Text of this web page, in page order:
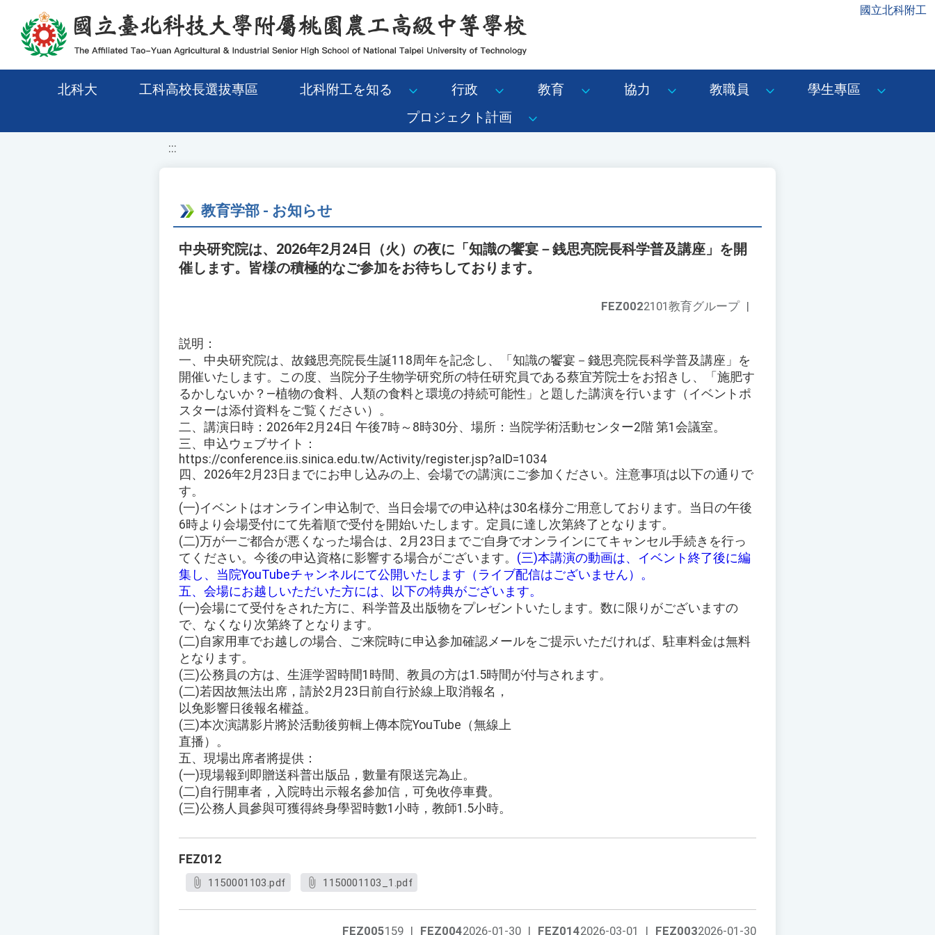
移至網頁之主要內容區位置 國立北科附工
北科大 工科高校長選拔專區 北科附工を知る 行政 教育 協力 教職員
學生專區
プロジェクト計画
:::
教育学部 - お知らせ
中央研究院は、2026年2月24日（火）の夜に「知識の饗宴－銭思亮院長科学普及講座」を開
催します。皆様の積極的なご参加をお待ちしております。
FEZ0022101教育グループ |
説明：
一、中央研究院は、故錢思亮院長生誕118周年を記念し、「知識の饗宴－錢思亮院長科学普及講座」を
開催いたします。この度、当院分子生物学研究所の特任研究員である蔡宜芳院士をお招きし、「施肥す
るかしないか？—植物の食料、人類の食料と環境の持続可能性」と題した講演を行います（イベントポ
スターは添付資料をご覧ください）。
二、講演日時：2026年2月24日 午後7時～8時30分、場所：当院学術活動センター2階 第1会議室。
三、申込ウェブサイト：
https://conference.iis.sinica.edu.tw/Activity/register.jsp?aID=1034
四、2026年2月23日までにお申し込みの上、会場での講演にご参加ください。注意事項は以下の通りで
す。
(一)イベントはオンライン申込制で、当日会場での申込枠は30名様分ご用意しております。当日の午後
6時より会場受付にて先着順で受付を開始いたします。定員に達し次第終了となります。
(二)万が一ご都合が悪くなった場合は、2月23日までご自身でオンラインにてキャンセル手続きを行っ
てください。今後の申込資格に影響する場合がございます。 (三)本講演の動画は、イベント終了後に編
集し、当院YouTubeチャンネルにて公開いたします（ライブ配信はございません）。
五、会場にお越しいただいた方には、以下の特典がございます。
(一)会場にて受付をされた方に、科学普及出版物をプレゼントいたします。数に限りがございますの
で、なくなり次第終了となります。
(二)自家用車でお越しの場合、ご来院時に申込参加確認メールをご提示いただければ、駐車料金は無料
となります。
(三)公務員の方は、生涯学習時間1時間、教員の方は1.5時間が付与されます。
(二)若因故無法出席，請於2月23日前自行於線上取消報名，
以免影響日後報名權益。
(三)本次演講影片將於活動後剪輯上傳本院YouTube（無線上
直播）。
五、現場出席者將提供：
(一)現場報到即贈送科普出版品，數量有限送完為止。
(二)自行開車者，入院時出示報名參加信，可免收停車費。
(三)公務人員參與可獲得終身學習時數1小時，教師1.5小時。
FEZ012
1150001103.pdf 1150001103_1.pdf
FEZ0032026-01-30
FEZ0142026-03-01 |
FEZ0042026-01-30 |
FEZ005159 |